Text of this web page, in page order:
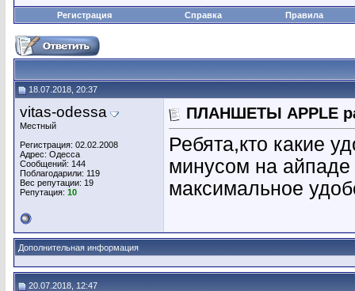
Регистрация Справка Правила
18.07.2018, 20:37
vitas-odessa
Местный
Регистрация: 02.02.2008
Адрес: Одесса
Сообщений: 144
Поблагодарили: 119
Вес репутации: 19
Репутация: 10
ПЛАНШЕТЫ APPLE
Ребята,кто какие
минусом на айпаде
максимальное
Дополнительная информация
20.07.2018, 12:47